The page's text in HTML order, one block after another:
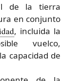
de la tierra
en conjunto
, incluida la
vuelco,
capacidad de